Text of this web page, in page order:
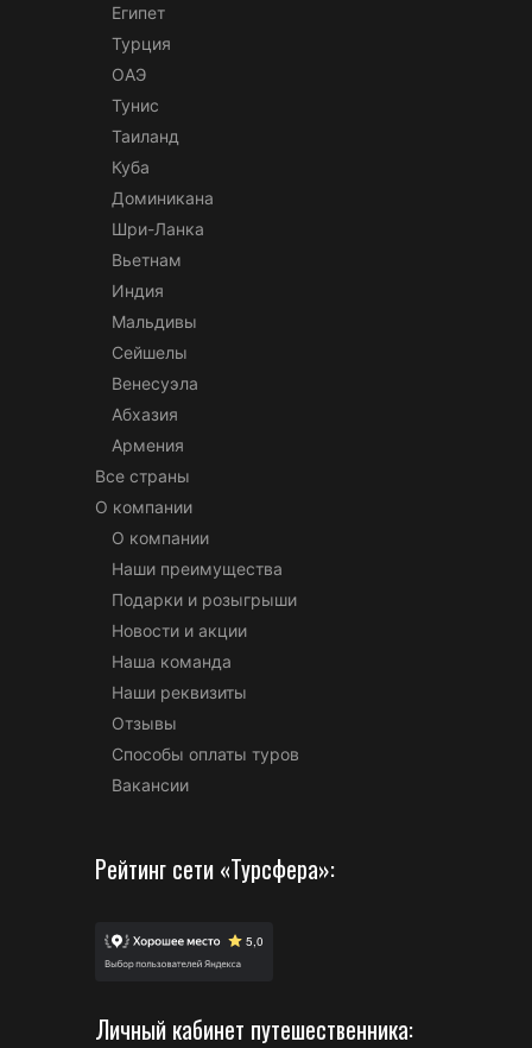
Египет
Турция
ОАЭ
Тунис
Таиланд
Куба
Доминикана
Шри-Ланка
Вьетнам
Индия
Мальдивы
Сейшелы
Венесуэла
Абхазия
Армения
Все страны
О компании
О компании
Наши преимущества
Подарки и розыгрыши
Новости и акции
Наша команда
Наши реквизиты
Отзывы
Способы оплаты туров
Вакансии
Рейтинг сети «Турсфера»:
Личный кабинет путешественника: